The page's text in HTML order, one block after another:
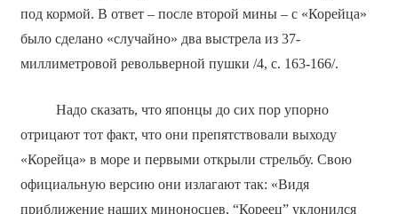
под кормой. В ответ – после второй мины – с «Корейца»
было сделано «случайно» два выстрела из 37-
миллиметровой револьверной пушки /4, с. 163-166/.
Надо сказать, что японцы до сих пор упорно
отрицают тот факт, что они препятствовали выходу
«Корейца» в море и первыми открыли стрельбу. Свою
официальную версию они излагают так: «Видя
приближение наших миноносцев, “Кореец” уклонился